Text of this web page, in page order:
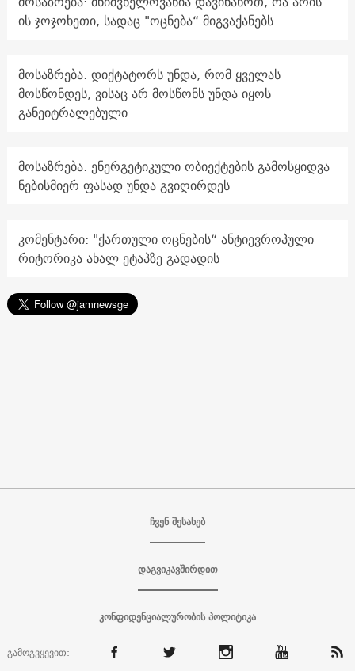
ის ჯოჯოხეთი, სადაც "ოცნება“ მიგვაქანებს
მოსაზრება: დიქტატორს უნდა, რომ ყველას
მოსწონდეს, ვისაც არ მოსწონს უნდა იყოს
განეიტრალებული
მოსაზრება: ენერგეტიკული ობიექტების გამოსყიდვა
ნებისმიერ ფასად უნდა გვიღირდეს
კომენტარი: "ქართული ოცნების“ ანტიევროპული
რიტორიკა ახალ ეტაპზე გადადის
ჩვენ შესახებ
დაგვიკავშირდით
კონფიდენციალურობის პოლიტიკა
გამოგვყევით: